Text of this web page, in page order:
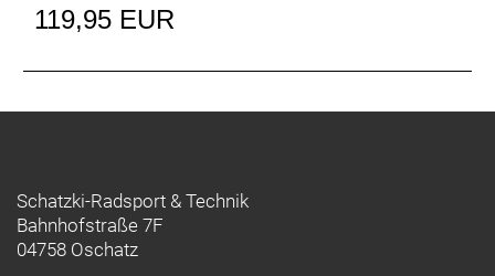
119,95 EUR
Schatzki-Radsport & Technik
Bahnhofstraße 7F
04758 Oschatz